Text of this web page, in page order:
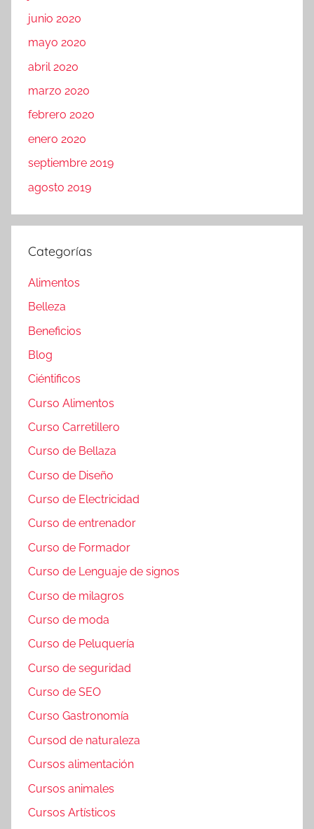
junio 2020
mayo 2020
abril 2020
marzo 2020
febrero 2020
enero 2020
septiembre 2019
agosto 2019
Categorías
Alimentos
Belleza
Beneficios
Blog
Ciéntificos
Curso Alimentos
Curso Carretillero
Curso de Bellaza
Curso de Diseño
Curso de Electricidad
Curso de entrenador
Curso de Formador
Curso de Lenguaje de signos
Curso de milagros
Curso de moda
Curso de Peluquería
Curso de seguridad
Curso de SEO
Curso Gastronomía
Cursod de naturaleza
Cursos alimentación
Cursos animales
Cursos Artísticos